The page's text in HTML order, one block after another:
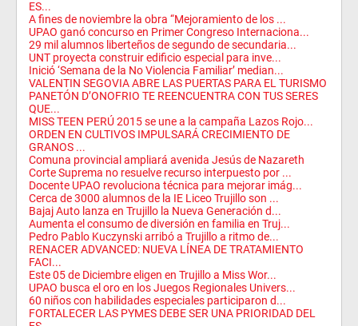
ES...
A fines de noviembre la obra “Mejoramiento de los ...
UPAO ganó concurso en Primer Congreso Internaciona...
29 mil alumnos liberteños de segundo de secundaria...
UNT proyecta construir edificio especial para inve...
Inició ‘Semana de la No Violencia Familiar’ median...
VALENTIN SEGOVIA ABRE LAS PUERTAS PARA EL TURISMO
PANETÓN D’ONOFRIO TE REENCUENTRA CON TUS SERES
QUE...
MISS TEEN PERÚ 2015 se une a la campaña Lazos Rojo...
ORDEN EN CULTIVOS IMPULSARÁ CRECIMIENTO DE
GRANOS ...
Comuna provincial ampliará avenida Jesús de Nazareth
Corte Suprema no resuelve recurso interpuesto por ...
Docente UPAO revoluciona técnica para mejorar imág...
Cerca de 3000 alumnos de la IE Liceo Trujillo son ...
Bajaj Auto lanza en Trujillo la Nueva Generación d...
Aumenta el consumo de diversión en familia en Truj...
Pedro Pablo Kuczynski arribó a Trujillo a ritmo de...
RENACER ADVANCED: NUEVA LÍNEA DE TRATAMIENTO
FACI...
Este 05 de Diciembre eligen en Trujillo a Miss Wor...
UPAO busca el oro en los Juegos Regionales Univers...
60 niños con habilidades especiales participaron d...
FORTALECER LAS PYMES DEBE SER UNA PRIORIDAD DEL